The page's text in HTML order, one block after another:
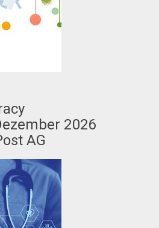
2026
AG